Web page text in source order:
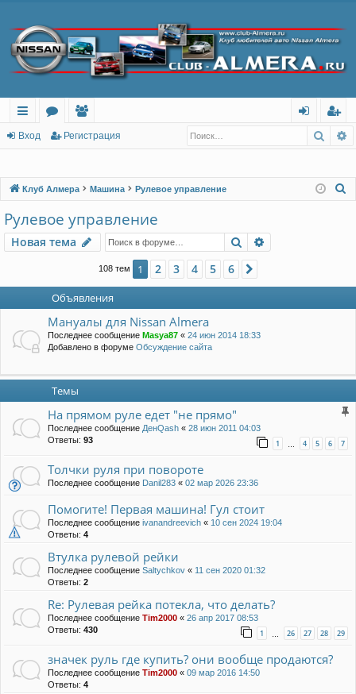
с
лк
о
м
ол
ов
ел
ег
тр
Вход Регистрация
Клуб Алмера Машина Рулевое управление
Рулевое управление
Новая тема Поиск
108 тем 1 2 3 4 5 6
Объявления
Мануалы для Nissan Almera
Последнее сообщение Masya87 « 24 июн 2014 18:33
Добавлено в форуме Обсуждение сайта
Темы
На прямом руле едет "не прямо"
Последнее сообщение ДенQash « 28 июн 2011 04:03
Ответы: 93 1 4 5 6 7
Толчки руля при повороте
Последнее сообщение Danil283 « 02 мар 2026 23:36
Помогите! Первая машина! Гул стоит
Последнее сообщение ivanandreevich « 10 сен 2024 19:04
Ответы: 4
Втулка рулевой рейки
Последнее сообщение Saltychkov « 11 сен 2020 01:32
Ответы: 2
Re: Рулевая рейка потекла, что делать?
Последнее сообщение Tim2000 « 26 апр 2017 08:53
Ответы: 430 1 26 27 28 29
значек руль где купить? они вообще продаются?
Последнее сообщение Tim2000 « 09 мар 2016 14:50
Ответы: 4